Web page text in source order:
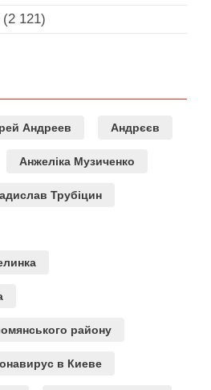
(2 121)
Андреев Андрєєв
Анжеліка Музиченко
Трубіцин
району
в Киеве